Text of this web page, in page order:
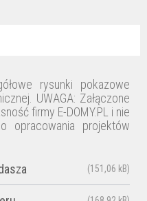
pod względem
małej toalety
należy
projektu.
rysunki pokazowe
UWAGA: Załączone
firmy E-DOMY.PL i nie
opracowania projektów
(151,06 kB)